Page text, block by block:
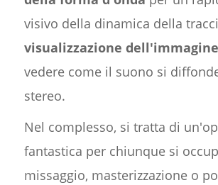
visivo della dinamica della
visualizzazione
vedere come il suono si
stereo.
Nel complesso, si tratta di
fantastica per chiunque si
missaggio, masterizzazione o